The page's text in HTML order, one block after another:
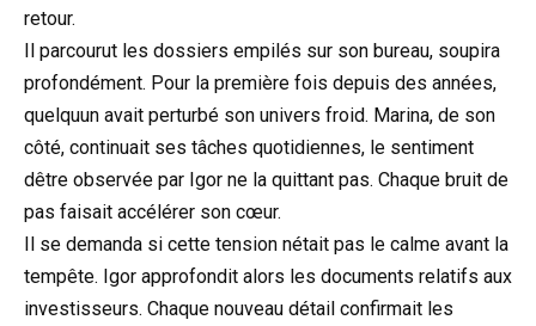
retour.
Il parcourut les dossiers empilés sur son bureau, soupira
profondément. Pour la première fois depuis des années,
quelquun avait perturbé son univers froid. Marina, de son
côté, continuait ses tâches quotidiennes, le sentiment
dêtre observée par Igor ne la quittant pas. Chaque bruit de
pas faisait accélérer son cœur.
Il se demanda si cette tension nétait pas le calme avant la
tempête. Igor approfondit alors les documents relatifs aux
investisseurs. Chaque nouveau détail confirmait les